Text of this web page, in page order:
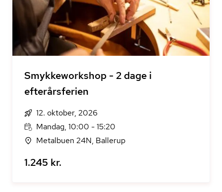
Smykkeworkshop - 2 dage i
efterårsferien
12. oktober, 2026
Mandag, 10:00 - 15:20
Metalbuen 24N, Ballerup
1.245 kr.